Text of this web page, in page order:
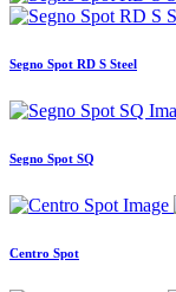
Segno Spot RD S Steel
Segno Spot SQ
Centro Spot